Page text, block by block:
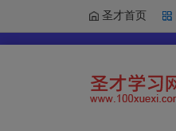
圣才首页